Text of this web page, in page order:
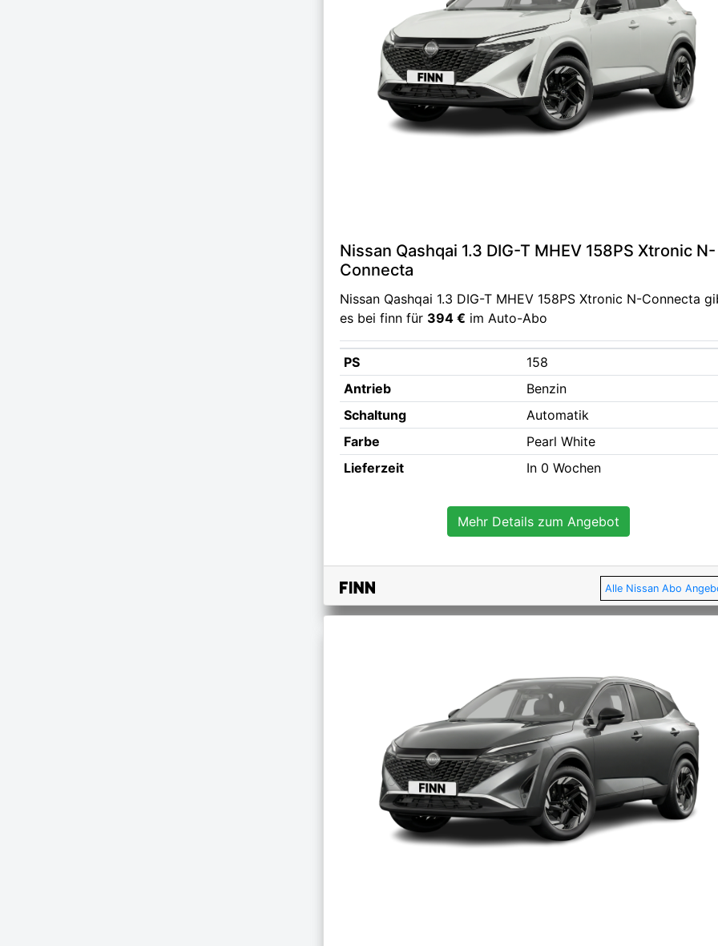
Nissan Qashqai 1.3 DIG-T MHEV 158PS Xtronic N-
Connecta
Nissan Qashqai 1.3 DIG-T MHEV 158PS Xtronic N-Connecta
es bei finn für 394 € im Auto-Abo
PS
158
Antrieb
Benzin
Schaltung
Automatik
Farbe
Pearl White
Lieferzeit
In 0 Wochen
Mehr Details zum Angebot
Alle Nissan Abo